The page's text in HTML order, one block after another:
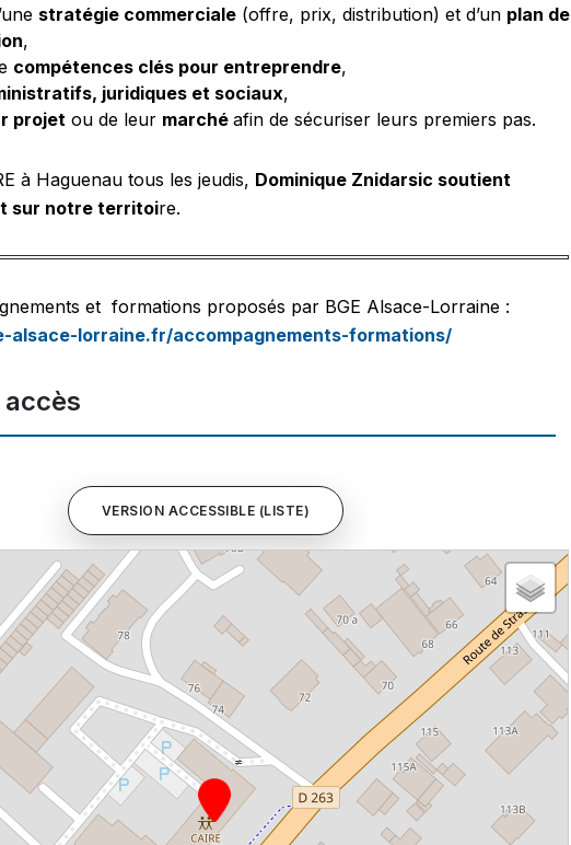
stratégie commerciale (offre, prix, distribution) et d’un plan de
,
compétences clés pour entreprendre,
juridiques et sociaux,
projet ou de leur marché afin de sécuriser leurs premiers pas.
à Haguenau tous les jeudis, Dominique Znidarsic soutient
sur notre territoire.
et formations proposés par BGE Alsace-Lorraine :
alsace-lorraine.fr/accompagnements-formations/
VERSION ACCESSIBLE (LISTE)